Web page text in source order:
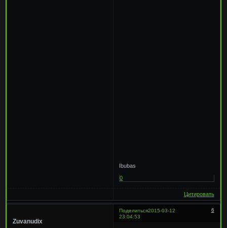
Ibubas
0
Цитировать
Поделиться 6
2015-03-12
23:04:53
Zuvanudix